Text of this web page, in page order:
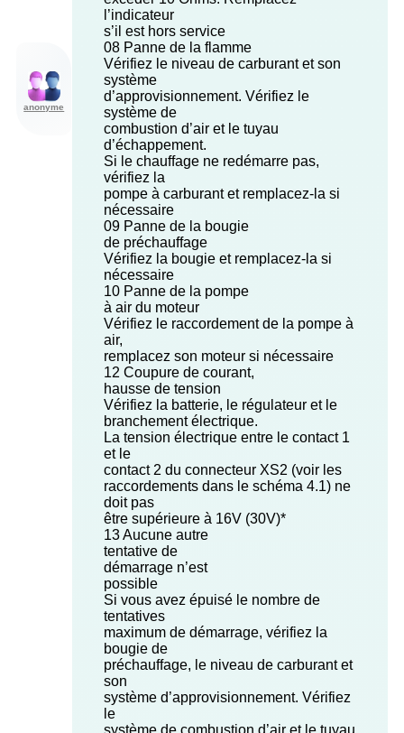
anonyme
l’indicateur
s’il est hors service
08 Panne de la flamme
Vérifiez le niveau de carburant et son
système
d’approvisionnement. Vérifiez le
système de
combustion d’air et le tuyau
d’échappement.
Si le chauffage ne redémarre pas,
vérifiez la
pompe à carburant et remplacez-la si
nécessaire
09 Panne de la bougie
de préchauffage
Vérifiez la bougie et remplacez-la si
nécessaire
10 Panne de la pompe
à air du moteur
Vérifiez le raccordement de la pompe à
air,
remplacez son moteur si nécessaire
12 Coupure de courant,
hausse de tension
Vérifiez la batterie, le régulateur et le
branchement électrique.
La tension électrique entre le contact 1
et le
contact 2 du connecteur XS2 (voir les
raccordements dans le schéma 4.1) ne
doit pas
être supérieure à 16V (30V)*
13 Aucune autre
tentative de
démarrage n’est
possible
Si vous avez épuisé le nombre de
tentatives
maximum de démarrage, vérifiez la
bougie de
préchauffage, le niveau de carburant et
son
système d’approvisionnement. Vérifiez
le